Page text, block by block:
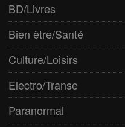
BD/Livres
Bien être/Santé
Culture/Loisirs
Electro/Transe
Paranormal